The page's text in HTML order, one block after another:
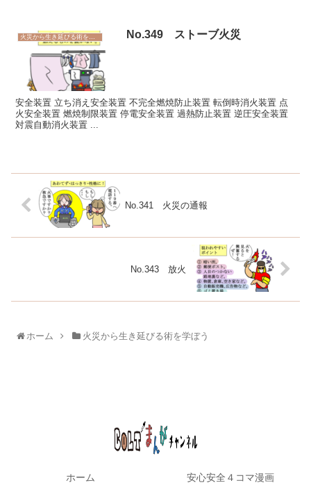
No.349 ストーブ火災
安全装置 立ち消え安全装置 不完全燃焼防止装置 転倒時消火装置 点
火安全装置 燃焼制限装置 停電安全装置 過熱防止装置 逆圧安全装置
対震自動消火装置 ...
No.341 火災の通報
No.343 放火
ホーム 火災から生き延びる術を学ぼう
ホーム 安心安全４コマ漫画